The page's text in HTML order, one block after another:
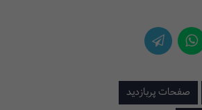
صفحات پربازدید